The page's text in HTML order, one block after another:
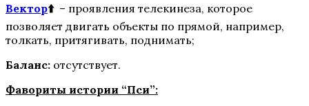
Вектор⬆️ – проявления телекинеза, которое
позволяет двигать объекты по прямой, например,
толкать, притягивать, поднимать;
Баланс: отсутствует.
Фавориты истории “Пси”: